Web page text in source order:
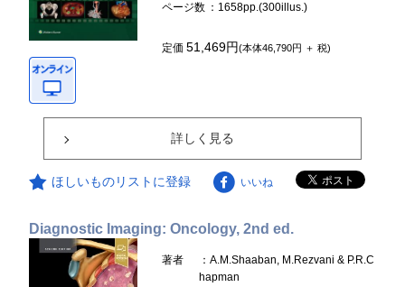
ページ数 ：1658pp.(300illus.)
定価51,469円(本体46,790円 ＋ 税)
詳しく見る
ほしいものリストに登録 いいね
Diagnostic Imaging: Oncology, 2nd ed.
著者
：A.M.Shaaban, M.Rezvani & P.R.C
hapman